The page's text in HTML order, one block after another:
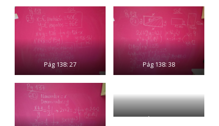
Pág 138: 27 Pág 138: 38
Pág 137: 23